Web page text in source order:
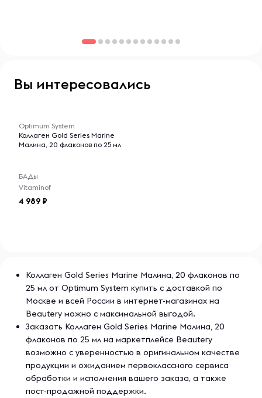
здоровых суставов, крепких ногтей и густых волос!
Вы интересовались
Optimum System
Коллаген Gold Series Marine
Малина, 20 флаконов по 25 мл
БАДы
Vitaminof
4 989
Коллаген Gold Series Marine Малина, 20 флаконов по
25 мл от Optimum System купить с доставкой по
Москве и всей России в интернет-магазинах на
Beautery можно с максимальной выгодой.
Заказать Коллаген Gold Series Marine Малина, 20
флаконов по 25 мл на маркетплейсе Beautery
возможно с уверенностью в оригинальном качестве
продукции и ожиданием первоклассного сервиса
обработки и исполнения вашего заказа, а также
пост-продажной поддержки.